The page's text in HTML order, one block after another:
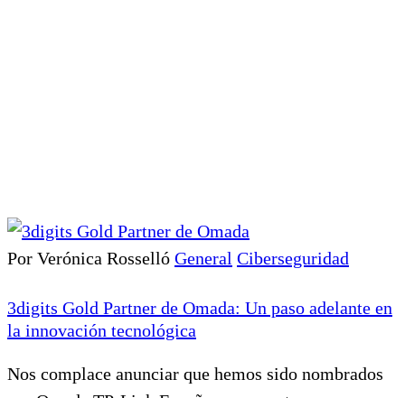
Por Verónica Rosselló General Ciberseguridad
3digits Gold Partner de Omada: Un paso adelante en
la innovación tecnológica
Nos complace anunciar que hemos sido nombrados